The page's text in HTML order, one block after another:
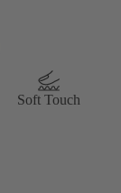
Soft Touch